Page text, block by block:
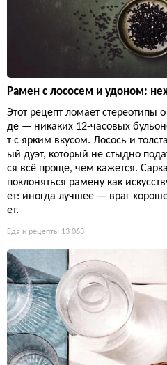
Рамен с лососем и удоном:
Этот рецепт ломает
де — никаких 12-часовых
т с ярким вкусом. Лосось и
ый дуэт, который не стыдно
ся всё проще, чем кажется.
поклоняться рамену как
ет: иногда лучшее — враг
ет.
Еда и рецепты 13 063